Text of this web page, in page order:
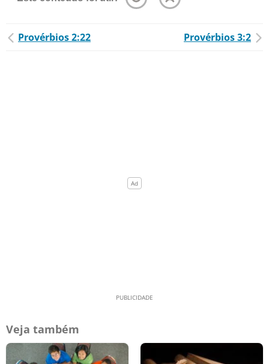
Provérbios 2:22 Provérbios 3:2
Veja também